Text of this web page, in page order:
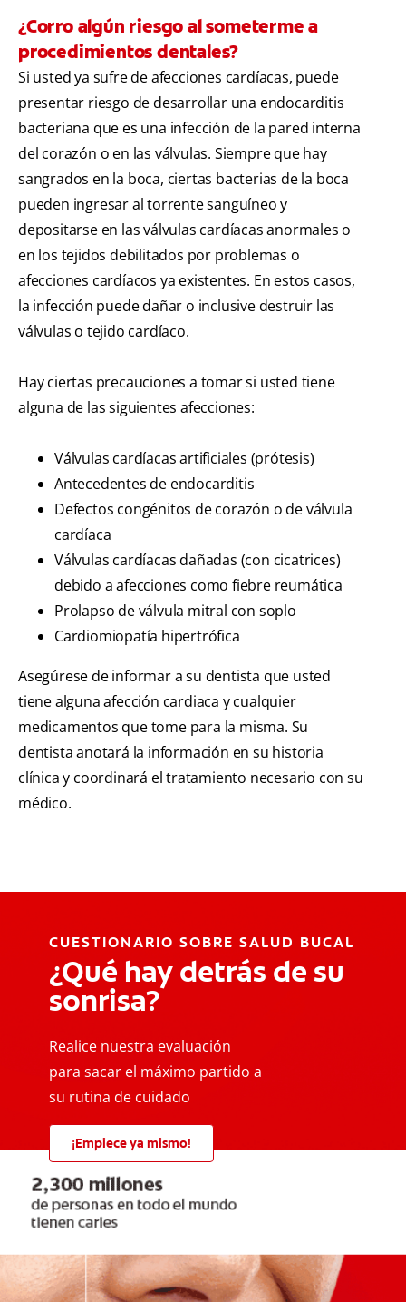
¿Corro algún riesgo al someterme a
procedimientos dentales?
Si usted ya sufre de afecciones cardíacas, puede
presentar riesgo de desarrollar una endocarditis
bacteriana que es una infección de la pared interna
del corazón o en las válvulas. Siempre que hay
sangrados en la boca, ciertas bacterias de la boca
pueden ingresar al torrente sanguíneo y
depositarse en las válvulas cardíacas anormales o
en los tejidos debilitados por problemas o
afecciones cardíacos ya existentes. En estos casos,
la infección puede dañar o inclusive destruir las
válvulas o tejido cardíaco.
Hay ciertas precauciones a tomar si usted tiene
alguna de las siguientes afecciones:
Válvulas cardíacas artificiales (prótesis)
Antecedentes de endocarditis
Defectos congénitos de corazón o de válvula
cardíaca
Válvulas cardíacas dañadas (con cicatrices)
debido a afecciones como fiebre reumática
Prolapso de válvula mitral con soplo
Cardiomiopatía hipertrófica
Asegúrese de informar a su dentista que usted
tiene alguna afección cardiaca y cualquier
medicamentos que tome para la misma. Su
dentista anotará la información en su historia
clínica y coordinará el tratamiento necesario con su
médico.
CUESTIONARIO SOBRE SALUD BUCAL
¿Qué hay detrás de su
sonrisa?
Realice nuestra evaluación
para sacar el máximo partido a
su rutina de cuidado
¡Empiece ya mismo!